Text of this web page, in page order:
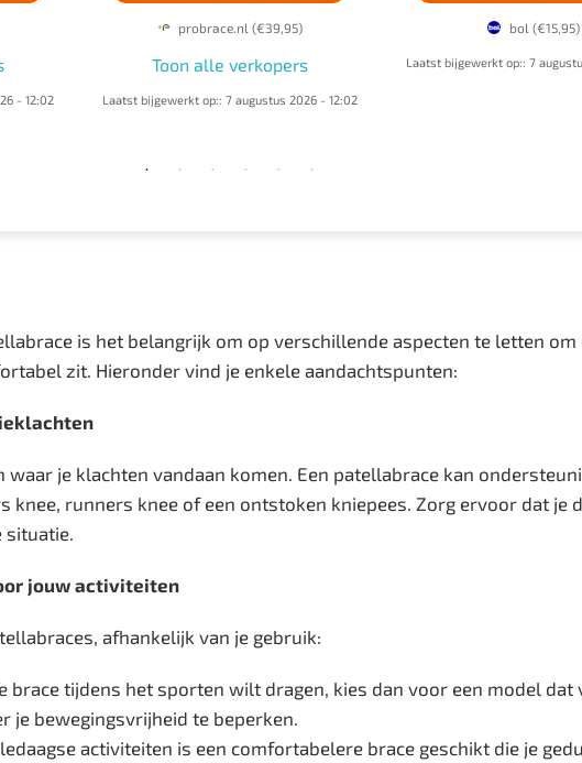
- 12:02
probrace.nl (€39,95)
Toon alle verkopers
Laatst bijgewerkt op:: 7 augustus 2026 - 12:02
bol (€15,95)
Laatst bijgewerkt op:: 7
is het belangrijk om op verschillende aspecten te letten
zit. Hieronder vind je enkele aandachtspunten:
waar je klachten vandaan komen. Een patellabrace kan
knee, runners knee of een ontstoken kniepees. Zorg ervoor dat je
situatie.
jouw activiteiten
afhankelijk van je gebruik:
brace tijdens het sporten wilt dragen, kies dan voor een model dat
je bewegingsvrijheid te beperken.
activiteiten is een comfortabelere brace geschikt die je